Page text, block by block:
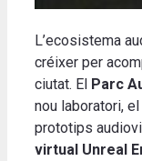
L’ecosistema
créixer per
ciutat. El Parc
nou laboratori, el
prototips
virtual Unreal